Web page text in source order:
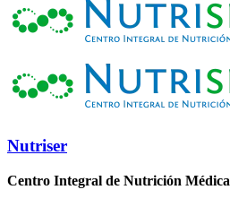
Nutriser
Centro Integral de Nutrición Médica